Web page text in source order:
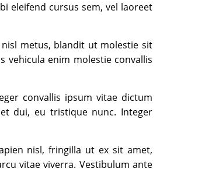
eleifend cursus sem, vel laoreet
metus, blandit ut molestie sit
vehicula enim molestie convallis
convallis ipsum vitae dictum
dui, eu tristique nunc. Integer
nisl, fringilla ut ex sit amet,
vitae viverra. Vestibulum ante